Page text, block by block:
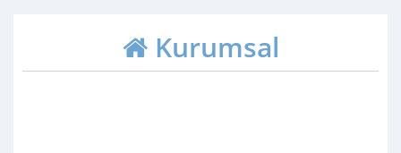
Kurumsal